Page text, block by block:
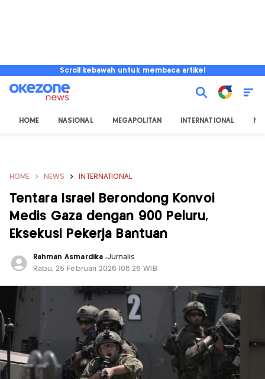
Scroll kebawah untuk membaca artikel
HOME NASIONAL MEGAPOLITAN INTERNATIONAL
HOME NEWS INTERNATIONAL
Tentara Israel Berondong Konvoi
Medis Gaza dengan 900 Peluru,
Eksekusi Pekerja Bantuan
Rahman Asmardika ,Jurnalis
Rabu, 25 Februari 2026 |08:26 WIB